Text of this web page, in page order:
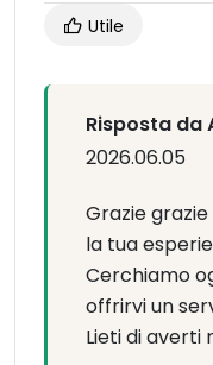
Utile
Risposta da
2026.06.05
Grazie
la tua
Cerchiamo
offrirvi un
Lieti di averti